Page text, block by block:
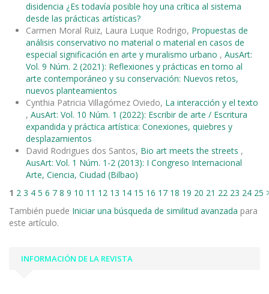
disidencia ¿Es todavía posible hoy una crítica al sistema
desde las prácticas artísticas?
Carmen Moral Ruiz, Laura Luque Rodrigo, Propuestas de
análisis conservativo no material o material en casos de
especial significación en arte y muralismo urbano , AusArt:
Vol. 9 Núm. 2 (2021): Reflexiones y prácticas en torno al
arte contemporáneo y su conservación: Nuevos retos,
nuevos planteamientos
Cynthia Patricia Villagómez Oviedo, La interacción y el texto
, AusArt: Vol. 10 Núm. 1 (2022): Escribir de arte / Escritura
expandida y práctica artística: Conexiones, quiebres y
desplazamientos
David Rodrigues dos Santos, Bio art meets the streets ,
AusArt: Vol. 1 Núm. 1-2 (2013): I Congreso Internacional
Arte, Ciencia, Ciudad (Bilbao)
1 2 3 4 5 6 7 8 9 10 11 12 13 14 15 16 17 18 19 20 21 22 23 24 25
También puede Iniciar una búsqueda de similitud avanzada para
este artículo.
INFORMACIÓN DE LA REVISTA